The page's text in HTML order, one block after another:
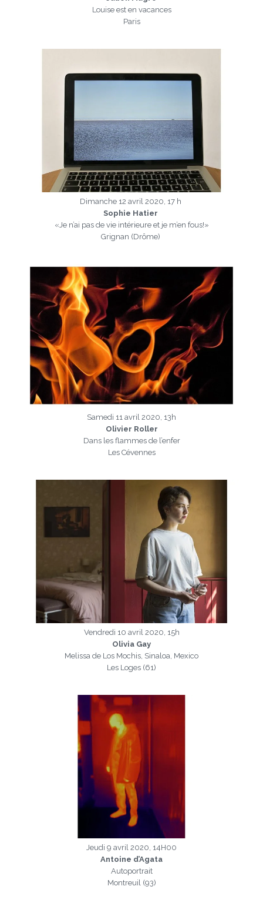
Louise est en vacances
Paris
Dimanche 12 avril 2020, 17 h
Sophie Hatier
«Je n’ai pas de vie intérieure et je m’en fous!»
Grignan (Drôme)
Samedi 11 avril 2020, 13h
Olivier Roller
Dans les flammes de l’enfer
Les Cévennes
Vendredi 10 avril 2020, 15h
Olivia Gay
Melissa de Los Mochis, Sinaloa, Mexico
Les Loges (61)
Jeudi 9 avril 2020, 14H00
Antoine d’Agata
Autoportrait
Montreuil (93)